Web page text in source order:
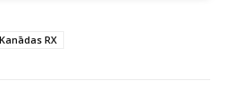
Kanādas RX